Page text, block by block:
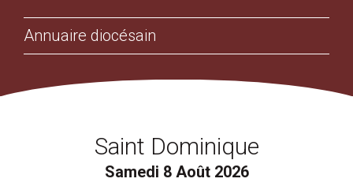
Annuaire diocésain
Saint Dominique
Samedi 8 Août 2026